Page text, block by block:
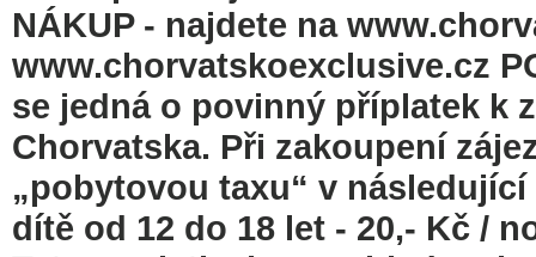
NÁKUP - najdete na
www.chorvatskoexclusive.cz
se jedná o povinný příplatek k
Chorvatska. Při zakoupení
„pobytovou taxu“ v
dítě od 12 do 18 let - 20,- Kč /